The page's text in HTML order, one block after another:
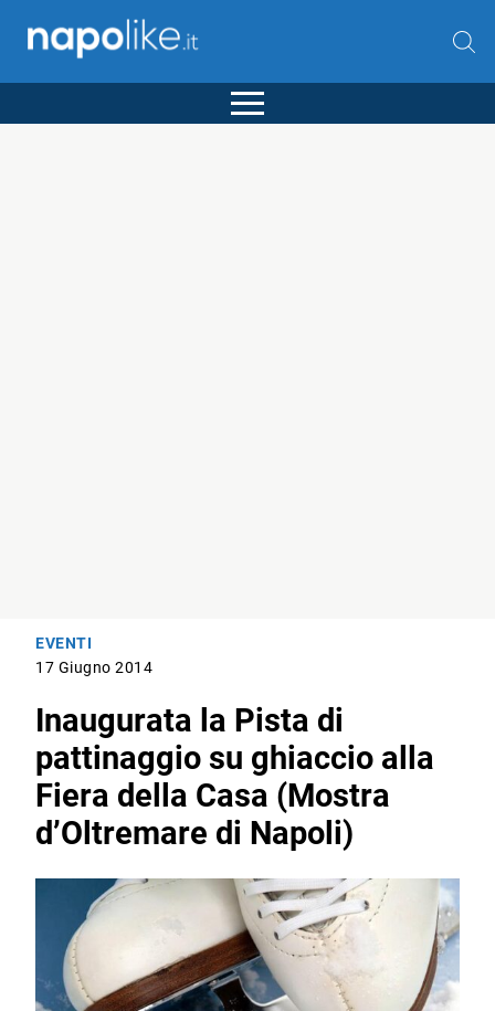
EVENTI
17 Giugno 2014
Inaugurata la Pista di
pattinaggio su ghiaccio alla
Fiera della Casa (Mostra
d’Oltremare di Napoli)